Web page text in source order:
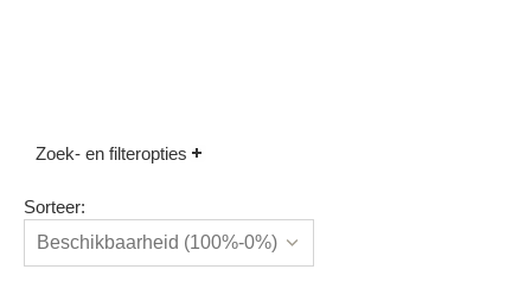
Zoek- en filteropties
Sorteer: